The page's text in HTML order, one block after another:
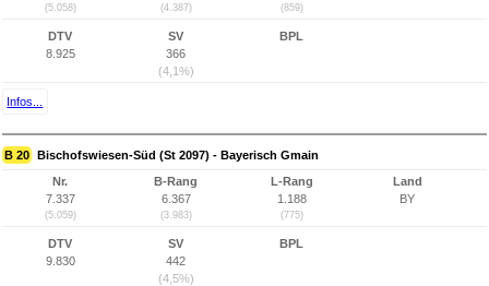
(5.058) (4.387) (859)
DTV
8.925
SV
366
(4,1%)
BPL
Infos...
B 20 Bischofswiesen-Süd (St 2097) - Bayerisch Gmain
Nr.
7.337
(5.059)
B-Rang
6.367
(3.983)
L-Rang
1.188
(775)
Land
BY
DTV
9.830
SV
442
(4,5%)
BPL